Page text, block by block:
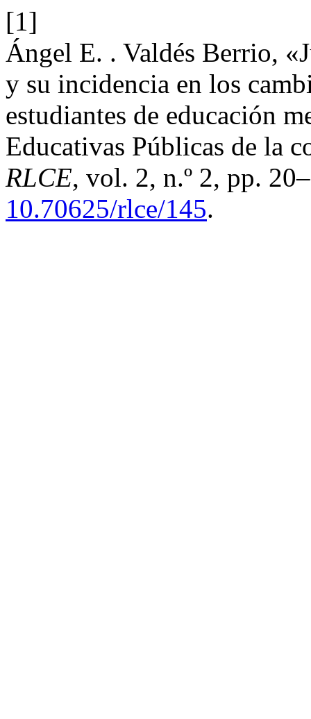
[1]
Ángel E. . Valdés Berrio,
y su incidencia en los
estudiantes de educación
Educativas Públicas de la
RLCE, vol. 2, n.º 2, pp.
10.70625/rlce/145.